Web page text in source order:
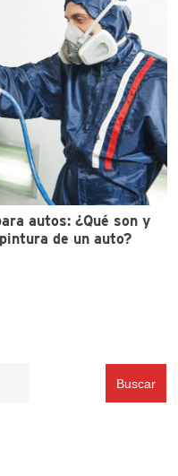
autos: ¿Qué son y
de un auto?